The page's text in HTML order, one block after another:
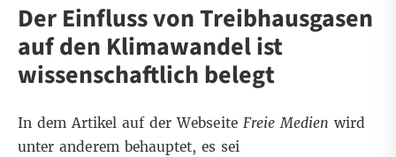
Der Einfluss von Treibhausgasen
auf den Klimawandel ist
wissenschaftlich belegt
In dem Artikel auf der Webseite Freie Medien wird
unter anderem behauptet, es sei